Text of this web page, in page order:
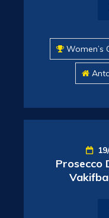
Women’s
Prosecco